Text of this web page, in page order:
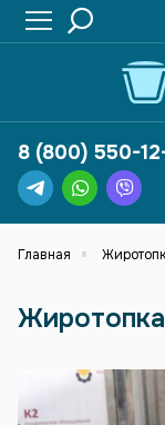
8 (800) 550-
Главная